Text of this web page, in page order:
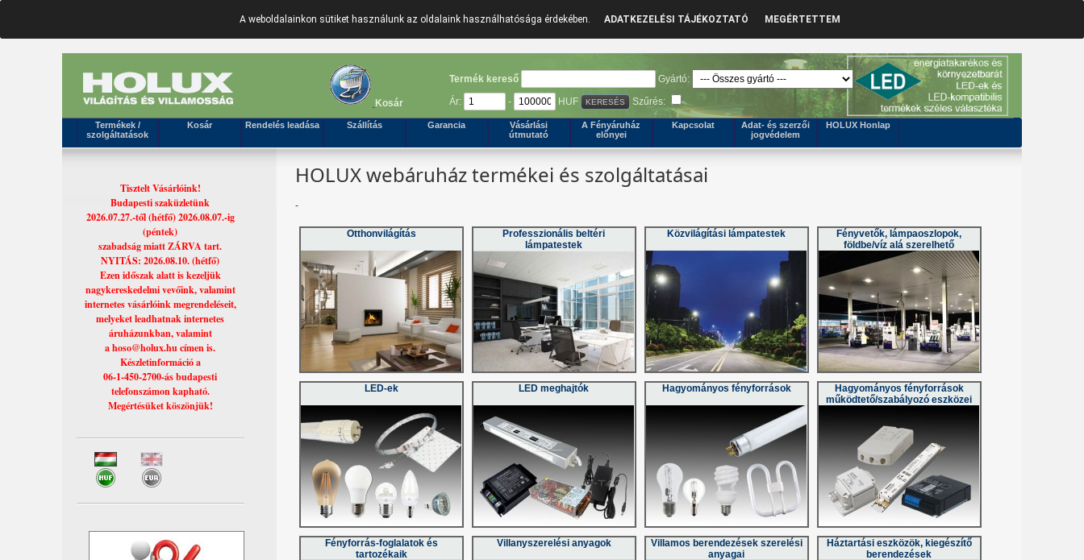
A weboldalainkon sütiket használunk az oldalaink használhatósága érdekében. ADATKEZELÉSI TÁJÉKOZTATÓ MEGÉRTETTEM
Kosár
Termék kereső
Gyártó:
Ár:
- HUF Szűrés:
Termékek /
szolgáltatások
Kosár Rendelés leadása Szállítás Garancia
Vásárlási
útmutató
A Fényáruház
előnyei
Kapcsolat
Adat- és szerzői
jogvédelem
HOLUX Honlap
HOLUX webáruház termékei és szolgáltatásai
-
Otthonvilágítás
Professzionális beltéri
lámpatestek
Közvilágítási lámpatestek
Fényvetők, lámpaoszlopok,
földbe/víz alá szerelhető
lámpatestek
LED-ek LED meghajtók Hagyományos fényforrások
Hagyományos fényforrások
működtető/szabályozó eszközei
Fényforrás-foglalatok és
tartozékaik
Villanyszerelési anyagok
Villamos berendezések szerelési
anyagai
Háztartási eszközök, kiegészítő
berendezések
Tisztelt Vásárlóink!
Budapesti szaküzletünk
2026.07.27.-től (hétfő) 2026.08.07.-ig
(péntek)
szabadság miatt ZÁRVA tart.
NYITÁS: 2026.08.10. (hétfő)
Ezen időszak alatt is kezeljük
nagykereskedelmi vevőink, valamint
internetes vásárlóink megrendeléseit,
melyeket leadhatnak internetes
áruházunkban, valamint
a hoso@holux.hu címen is.
Készletinformáció a
06-1-450-2700-ás budapesti
telefonszámon kapható.
Megértésüket köszönjük!